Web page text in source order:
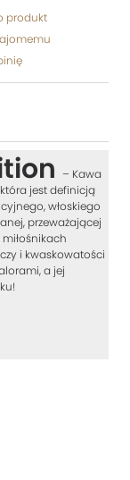
produkt
– Kawa
jest definicją
włoskiego
przeważającej
i kwaskowatości
a jej